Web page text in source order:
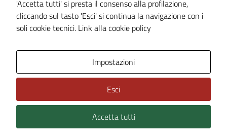
Piano di miglioramento del sito
Meccanismo di feedback
Technical Design s.r.l.
'Accetta tutti' si presta il consenso alla profilazione,
cliccando sul tasto 'Esci' si continua la navigazione con i
soli cookie tecnici. Link alla cookie policy
Impostazioni
Esci
Accetta tutti